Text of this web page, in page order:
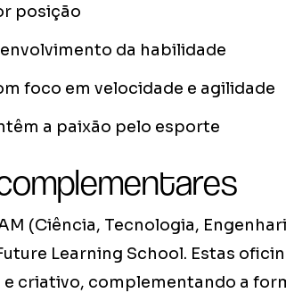
posição
da habilidade
foco em velocidade e agilidade
a paixão pelo esporte
(Ciência, Tecnologia,
Learning School. Estas
criativo, complementando a